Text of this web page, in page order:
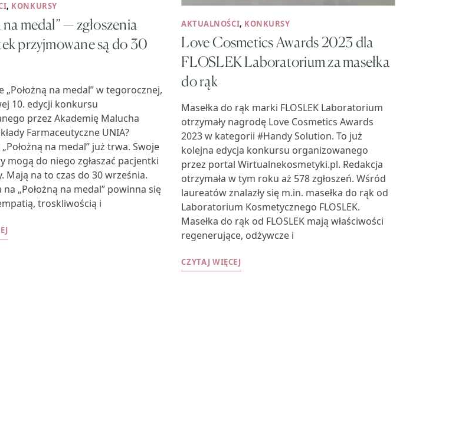
, KONKURSY
na medal” — zgłoszenia
przyjmowane są do 30
„Położną na medal” w tegorocznej,
10. edycji konkursu
przez Akademię Malucha
Farmaceutyczne UNIA?
na medal” już trwa. Swoje
mogą do niego zgłaszać pacjentki
Mają na to czas do 30 września.
„Położną na medal” powinna się
troskliwością i
AKTUALNOŚCI, KONKURSY
Love Cosmetics Awards 2023 dla
FLOSLEK Laboratorium za masełka
do rąk
Masełka do rąk marki FLOSLEK Laboratorium
otrzymały nagrodę Love Cosmetics Awards
2023 w kategorii #Handy Solution. To już
kolejna edycja konkursu organizowanego
przez portal Wirtualnekosmetyki.pl. Redakcja
otrzymała w tym roku aż 578 zgłoszeń. Wśród
laureatów znalazły się m.in. masełka do rąk od
Laboratorium Kosmetycznego FLOSLEK.
Masełka do rąk od FLOSLEK mają właściwości
regenerujące, odżywcze i
CZYTAJ WIĘCEJ